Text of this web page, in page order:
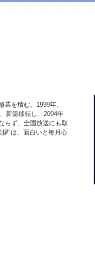
を積む。1999年、
新築移転し、2004年
らず、全国放送にも取
"は、面白いと毎月心